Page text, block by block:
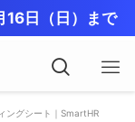
日（日）まで
ングシート｜SmartHR